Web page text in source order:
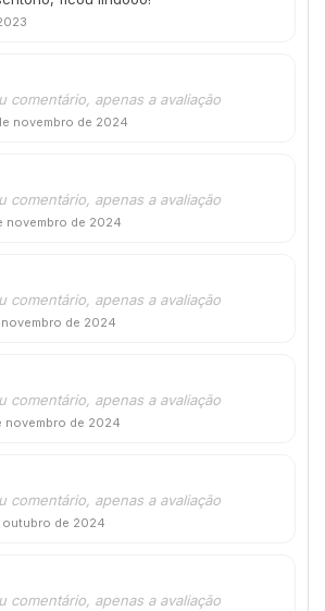
comentário, apenas a avaliação
novembro de 2024
comentário, apenas a avaliação
novembro de 2024
comentário, apenas a avaliação
novembro de 2024
comentário, apenas a avaliação
novembro de 2024
comentário, apenas a avaliação
outubro de 2024
comentário, apenas a avaliação